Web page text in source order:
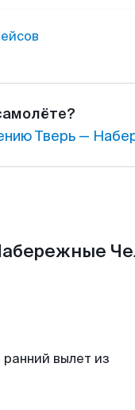
Тверь —
вылет из